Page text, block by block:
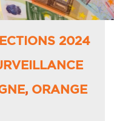
2024
, ORANGE